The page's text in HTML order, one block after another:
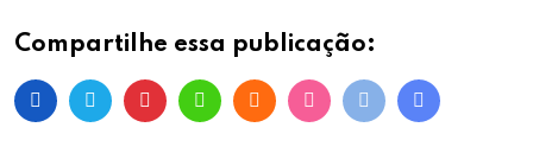
Compartilhe essa publicação: